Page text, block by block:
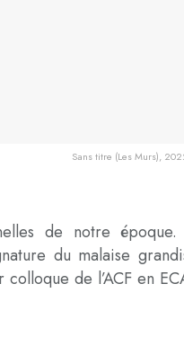
Sans titre (Les Murs),
de notre
du malaise
de l’ACF en